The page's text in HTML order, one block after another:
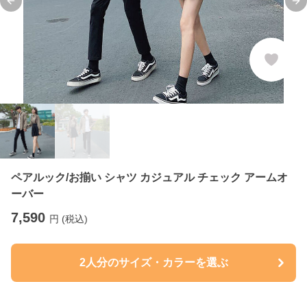
Previous slide
ペアルック/お揃い シャツ カジュアル チェック アームオ
ーバー
7,590 円 (税込)
2人分のサイズ・カラーを選ぶ